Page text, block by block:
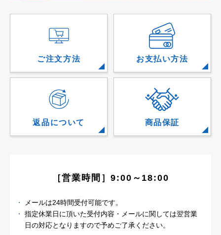
ご注文方法 お支払い方法
返品について 商品保証
［営業時間］9:00～18:00
メールは24時間受付可能です。
指定休業日に頂いた受付内容・メールに関しては翌営業
日の対応となりますので予めご了承ください。